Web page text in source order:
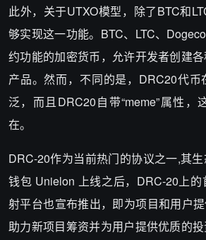
此外，关于UTXO模型，除了BTC和
够实现这一功能。BTC、LTC、
约功能的加密货币，允许开发者创建
产品。然而，不同的是，DRC20代
泛，而且DRC20自带“meme”属性
在。
DRC-20作为当前热门的协议之一,其
钱包 Unielon 上线之后，DRC-20上
射平台也宣布推出，即为项目和用户提
助力新项目筹资并为用户提供优质的